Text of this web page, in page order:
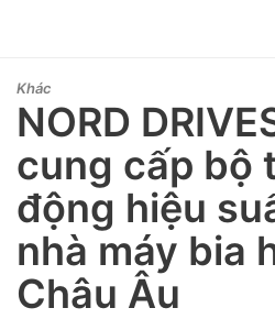
Khác
NORD
cung cấp bộ
động hiệu
nhà máy bia
Châu Âu